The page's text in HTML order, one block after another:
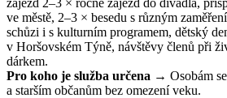
ve městě, 2–3 × besedu s různým
schůzi i s kulturním programem, dětský
v Horšovském Týně, návštěvy členů při
dárkem.
Pro koho je služba určena → Osobám
a starším občanům bez omezení veku.